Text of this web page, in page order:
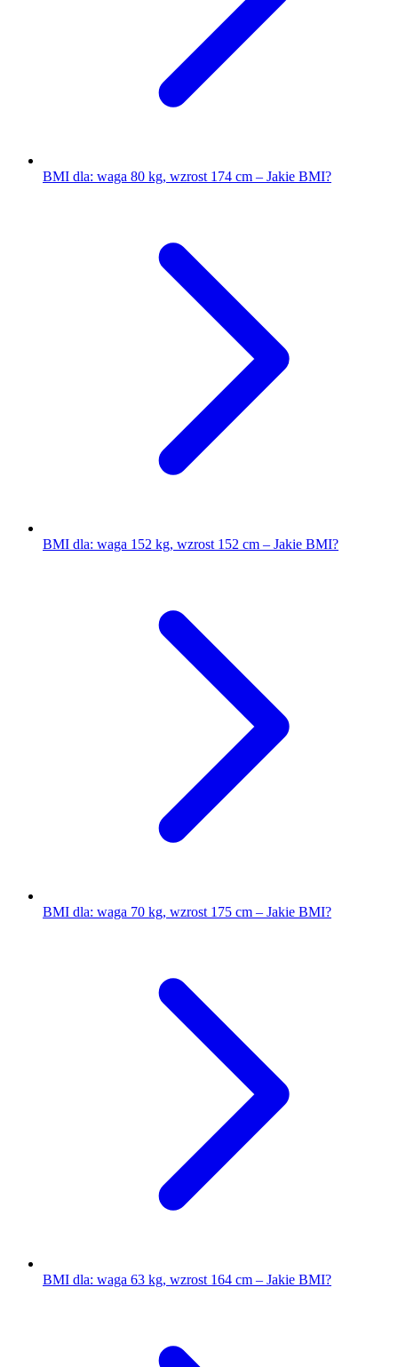
BMI dla: waga 80 kg, wzrost 174 cm – Jakie BMI?
BMI dla: waga 152 kg, wzrost 152 cm – Jakie BMI?
BMI dla: waga 70 kg, wzrost 175 cm – Jakie BMI?
BMI dla: waga 63 kg, wzrost 164 cm – Jakie BMI?